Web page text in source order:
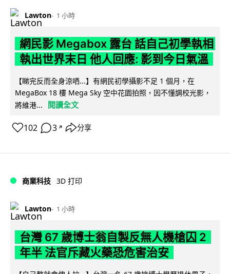
Lawton 1 小時
網民影 Megabox 露台 話自己初學執相
執出世界末日 他人回應: 影到今日氣溫
【睇完反而全身涼哂...】有網民初學攝影不足 1 個月，在
MegaBox 18 樓 Mega Sky 空中花園拍照，因不懂調校光影，
將維港...
閱讀全文
102 3 ↗ 分享
商業科技 3D 打印
Lawton 1 小時
台灣 67 歲博士翁自製反無人機槍囚 2
年半 法官斥藏火藥恐危害治安